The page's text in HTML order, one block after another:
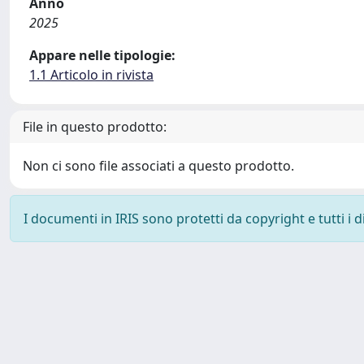
2025
Appare nelle tipologie:
1.1 Articolo in rivista
File in questo prodotto:
Non ci sono file associati a questo prodotto.
I documenti in IRIS sono protetti da copyright e tutti i